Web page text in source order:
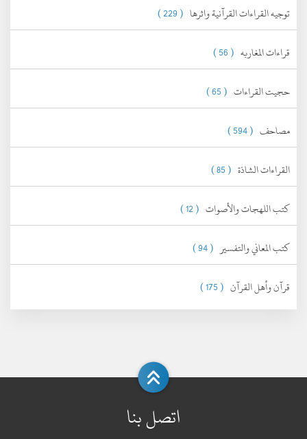
توجيه القراءات القرآنية واثرها ( 229 )
قراءات المغاربه ( 56 )
حجيت القراءات ( 65 )
مصاحف ( 594 )
القراءات الشاذة ( 85 )
كتب اللهجات والأصوات ( 12 )
كتب المعاني والتفسير ( 94 )
قرآن وأهل القرآن ( 175 )
اتصل بنا